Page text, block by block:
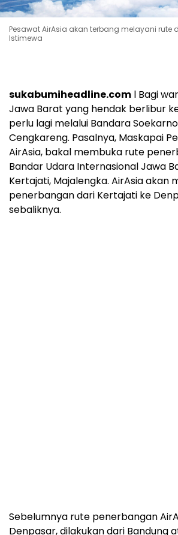
Pesawat AirAsia akan terbang melayani rute
Istimewa
sukabumiheadline.com l Bagi
Jawa Barat yang hendak berlibur
perlu lagi melalui Bandara
Cengkareng. Pasalnya, Maskapai
AirAsia, bakal membuka rute
Bandar Udara Internasional Jawa
Kertajati, Majalengka. AirAsia akan
penerbangan dari Kertajati ke
sebaliknya.
Sebelumnya rute penerbangan
Denpasar, dilakukan dari Bandung